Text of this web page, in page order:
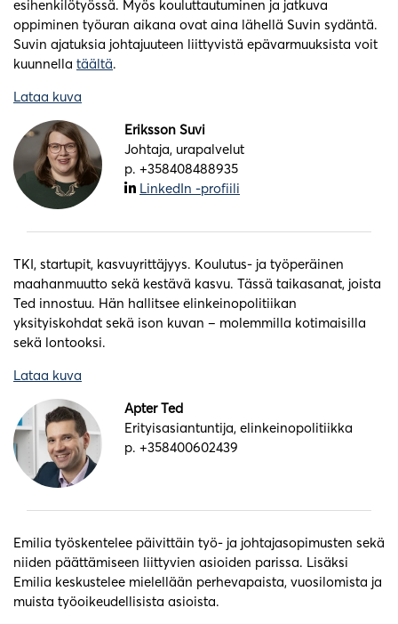
esihenkilötyössä. Myös kouluttautuminen ja jatkuva
oppiminen työuran aikana ovat aina lähellä Suvin sydäntä.
Suvin ajatuksia johtajuuteen liittyvistä epävarmuuksista voit
kuunnella täältä.
Lataa kuva
Eriksson Suvi
Johtaja, urapalvelut
p. +358408488935
LinkedIn -profiili
TKI, startupit, kasvuyrittäjyys. Koulutus- ja työperäinen
maahanmuutto sekä kestävä kasvu. Tässä taikasanat, joista
Ted innostuu. Hän hallitsee elinkeinopolitiikan
yksityiskohdat sekä ison kuvan – molemmilla kotimaisilla
sekä lontooksi.
Lataa kuva
Apter Ted
Erityisasiantuntija, elinkeinopolitiikka
p. +358400602439
Emilia työskentelee päivittäin työ- ja johtajasopimusten sekä
niiden päättämiseen liittyvien asioiden parissa. Lisäksi
Emilia keskustelee mielellään perhevapaista, vuosilomista ja
muista työoikeudellisista asioista.